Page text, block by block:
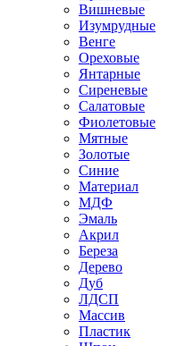
Вишневые
Изумрудные
Венге
Ореховые
Янтарные
Сиреневые
Салатовые
Фиолетовые
Мятные
Золотые
Синие
Материал
МДФ
Эмаль
Акрил
Береза
Дерево
Дуб
ЛДСП
Массив
Пластик